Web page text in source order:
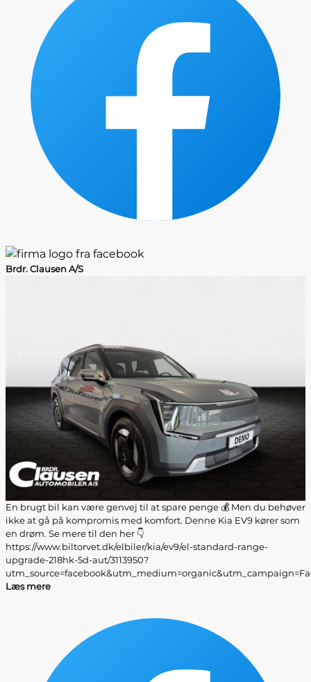
Brdr. Clausen A/S
En brugt bil kan være genvej til at spare penge 💰 Men du behøver
ikke at gå på kompromis med komfort. Denne Kia EV9 kører som
en drøm. Se mere til den her 👇
https://www.biltorvet.dk/elbiler/kia/ev9/el-standard-range-
upgrade-218hk-5d-aut/3113950?
Læs mere